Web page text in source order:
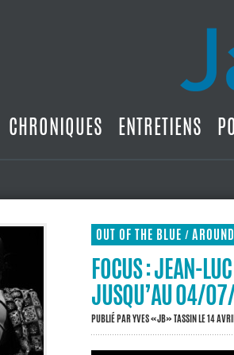
CHRONIQUES ENTRETIENS
OUT OF THE BLUE / AROUND
FOCUS : JEAN-
JUSQU’AU 04/
PUBLIÉ PARYVES «JB» TASSINLE 14